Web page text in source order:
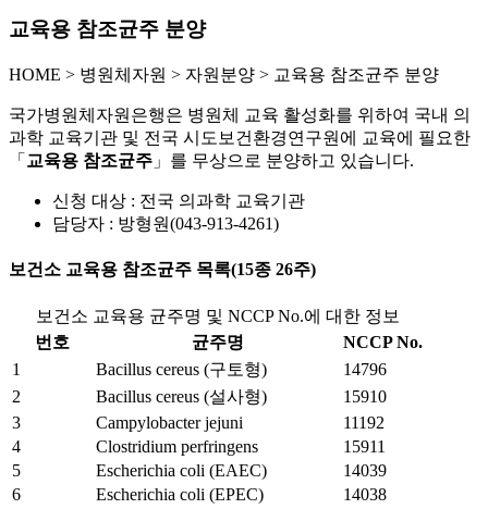
교육용 참조균주 분양
HOME > 병원체자원 > 자원분양 > 교육용 참조균주 분양
국가병원체자원은행은 병원체 교육 활성화를 위하여 국내 의
과학 교육기관 및 전국 시도보건환경연구원에 교육에 필요한
「 교육용 참조균주 」를 무상으로 분양하고 있습니다.
신청 대상 : 전국 의과학 교육기관
담당자 : 방형원(043-913-4261)
보건소 교육용 참조균주 목록(15종 26주)
보건소 교육용 균주명 및 NCCP No.에 대한 정보
번호
균주명
NCCP No.
1
Bacillus cereus (구토형)
14796
2
Bacillus cereus (설사형)
15910
3
Campylobacter jejuni
11192
4
Clostridium perfringens
15911
5
Escherichia coli (EAEC)
14039
6
Escherichia coli (EPEC)
14038